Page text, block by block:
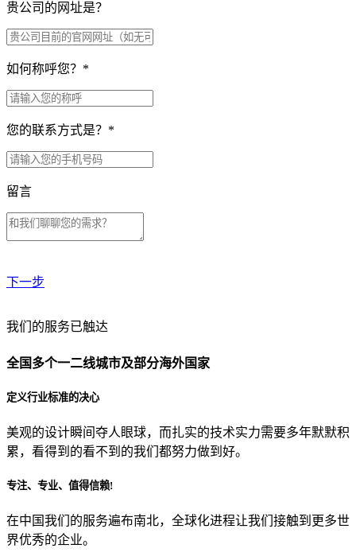
贵公司的网址是？
如何称呼您？ *
您的联系方式是？ *
留言
下一步
贵公司预算范围是？
贵公司的团队规模是？
目前主要的营销渠道是？
我们的服务已触达
全国多个一二线城市及部分海外国家
定义行业标准的决心
美观的设计瞬间夺人眼球，而扎实的技术实力需要多年默默积
累，看得到的看不到的我们都努力做到好。
专注、专业、值得信赖!
在中国我们的服务遍布南北，全球化进程让我们接触到更多世
界优秀的企业。